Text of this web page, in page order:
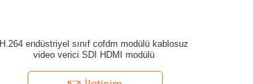
H.264 endüstriyel sınıf cofdm modülü kablosuz
video verici SDI HDMI modülü